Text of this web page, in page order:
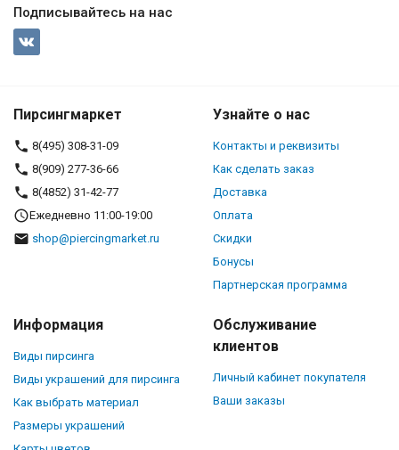
Подписывайтесь на нас
Пирсингмаркет
8(495) 308-31-09
8(909) 277-36-66
8(4852) 31-42-77
Ежедневно 11:00-19:00
shop@piercingmarket.ru
Узнайте о нас
Контакты и реквизиты
Как сделать заказ
Доставка
Оплата
Скидки
Бонусы
Партнерская программа
Информация
Виды пирсинга
Виды украшений для пирсинга
Как выбрать материал
Размеры украшений
Обслуживание
клиентов
Личный кабинет покупателя
Ваши заказы